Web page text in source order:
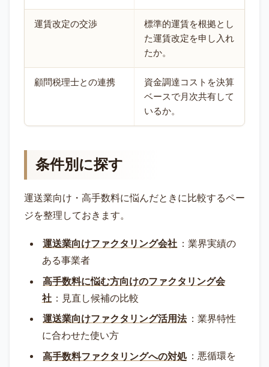
運賃改定の交渉
標準的運賃を根拠とし
た運賃改定を申し入れ
たか。
顧問税理士との連携
資金調達コストを決算
ベースで月次共有して
いるか。
条件別に探す
運送業向け・高手数料に悩んだときに比較するペー
ジを整理しておきます。
運送業向けファクタリング会社 ：業界実績の
ある事業者
高手数料に悩む方向けのファクタリング会
社 ：見直し候補の比較
運送業向けファクタリング活用法 ：業界特性
に合わせた使い方
高手数料ファクタリングへの対処 ：悪循環を